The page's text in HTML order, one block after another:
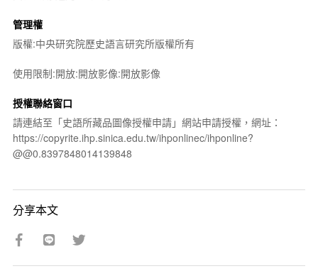
管理權
版權:中央研究院歷史語言研究所版權所有
使用限制:開放:開放影像:開放影像
授權聯絡窗口
請連結至「史語所藏品圖像授權申請」網站申請授權，網址：
https://copyrite.ihp.sinica.edu.tw/ihponlinec/ihponline?
@@0.8397848014139848
分享本文